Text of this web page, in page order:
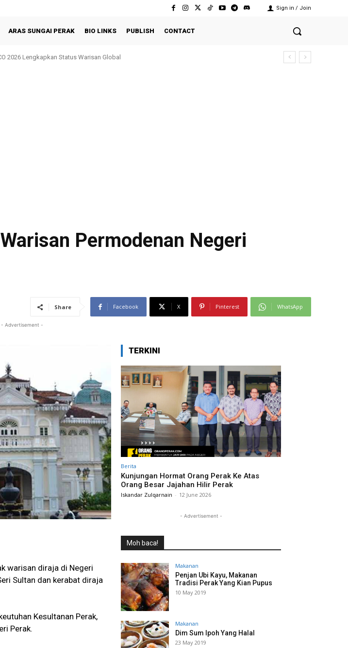
Sign in / Join
ARAS SUNGAI PERAK BIO LINKS PUBLISH CONTACT
di Behrang Stesen
Permodenan Negeri
Share Facebook X Pinterest WhatsApp
- Advertisement -
warisan diraja di Negeri
Sultan dan kerabat diraja
Kesultanan Perak,
Perak.
TERKINI
Berita
Kunjungan Hormat Orang Perak Ke Atas
Orang Besar Jajahan Hilir Perak
Iskandar Zulqarnain - 12 June 2026
- Advertisement -
Moh baca!
Makanan
Penjan Ubi Kayu, Makanan
Tradisi Perak Yang Kian Pupus
10 May 2019
Makanan
Dim Sum Ipoh Yang Halal
23 May 2019